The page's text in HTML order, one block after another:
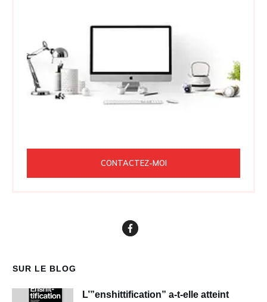
CONTACTEZ-MOI
SUR LE BLOG
L’”enshittification” a-t-elle atteint